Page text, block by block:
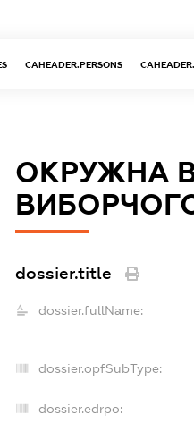
CAHEADER.PERSONS
ОКРУЖНА
dossier.title
dossier.fullName:
dossier.opfSubType:
dossier.edrpo: